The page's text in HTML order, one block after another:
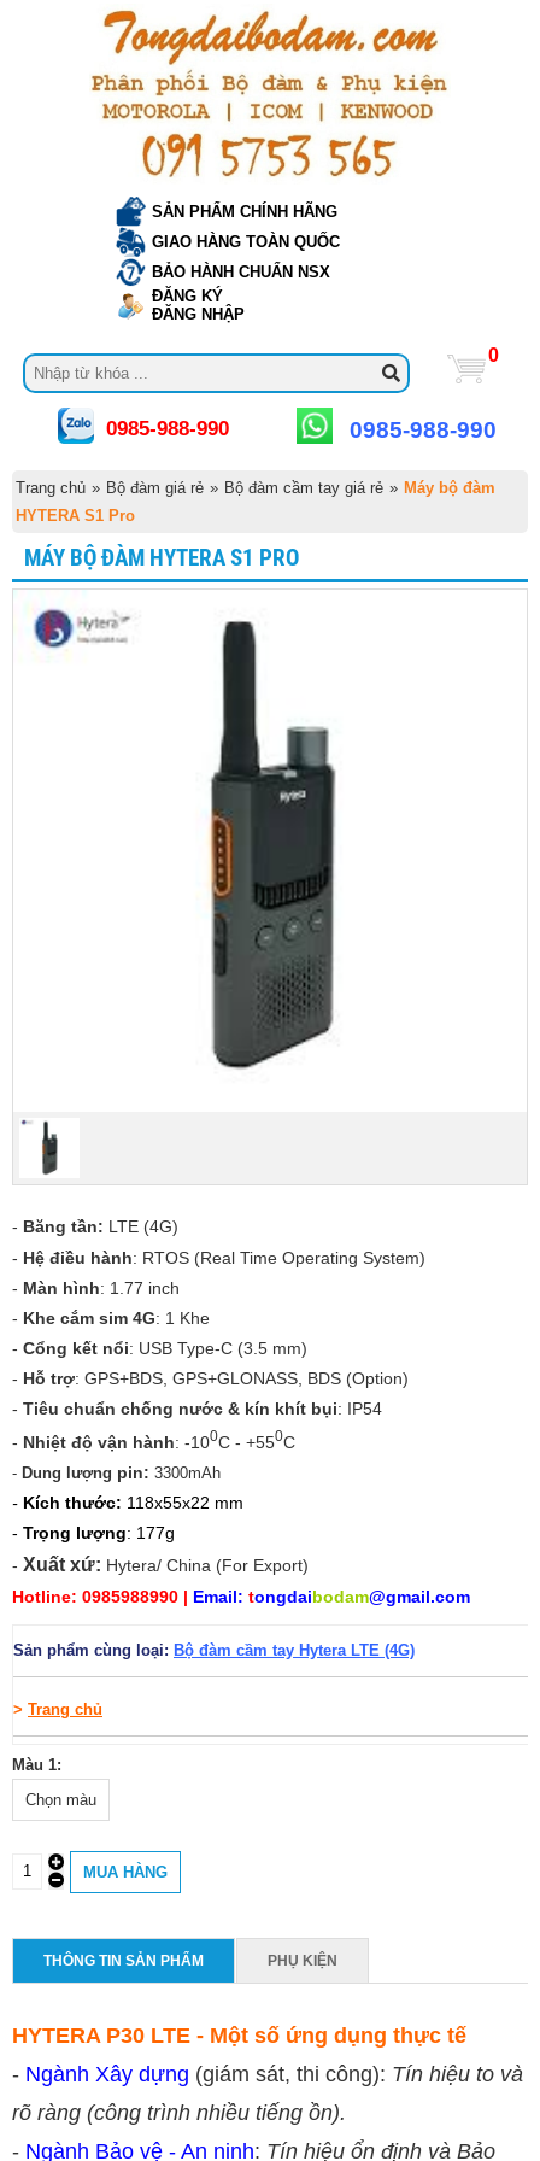
SẢN PHẨM CHÍNH HÃNG
GIAO HÀNG TOÀN QUỐC
BẢO HÀNH CHUẨN NSX
ĐĂNG KÝ
ĐĂNG NHẬP
0
0985-988-990 0985-988-990
Trang chủ » Bộ đàm giá rẻ » Bộ đàm cầm tay giá rẻ » Máy bộ đàm
HYTERA S1 Pro
MÁY BỘ ĐÀM HYTERA S1 PRO
- Băng tần: LTE (4G)
- Hệ điều hành: RTOS (Real Time Operating System)
- Màn hình: 1.77 inch
- Khe cắm sim 4G: 1 Khe
- Cổng kết nổi: USB Type-C (3.5 mm)
- Hỗ trợ: GPS+BDS, GPS+GLONASS, BDS (Option)
- Tiêu chuẩn chống nước & kín khít bụi: IP54
- Nhiệt độ vận hành: -100C - +550C
- Dung lượng pin: 3300mAh
- Kích thước: 118x55x22 mm
- Trọng lượng: 177g
- Xuất xứ: Hytera/ China (For Export)
Hotline: 0985988990 | Email: tongdaibodam@gmail.com
Sản phẩm cùng loại: Bộ đàm cầm tay Hytera LTE (4G)
> Trang chủ
Màu 1:
Chọn màu
THÔNG TIN SẢN PHẨM PHỤ KIỆN
HYTERA P30 LTE - Một số ứng dụng thực tế
- Ngành Xây dựng (giám sát, thi công): Tín hiệu to và
rõ ràng (công trình nhiều tiếng ồn).
- Ngành Bảo vệ - An ninh: Tín hiệu ổn định và Bảo